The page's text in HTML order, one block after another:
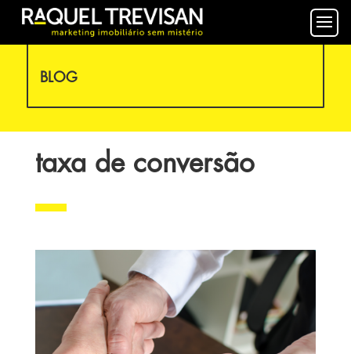
BLOG
taxa de conversão